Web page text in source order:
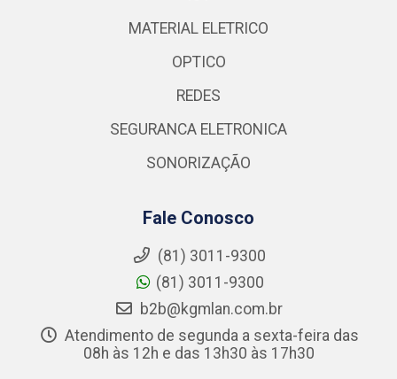
MATERIAL ELETRICO
OPTICO
REDES
SEGURANCA ELETRONICA
SONORIZAÇÃO
Fale Conosco
(81) 3011-9300
(81) 3011-9300
b2b@kgmlan.com.br
Atendimento de segunda a sexta-feira das
08h às 12h e das 13h30 às 17h30